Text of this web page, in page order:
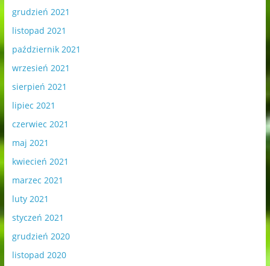
grudzień 2021
listopad 2021
październik 2021
wrzesień 2021
sierpień 2021
lipiec 2021
czerwiec 2021
maj 2021
kwiecień 2021
marzec 2021
luty 2021
styczeń 2021
grudzień 2020
listopad 2020